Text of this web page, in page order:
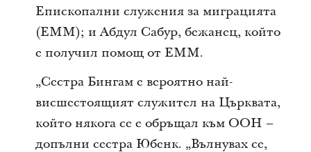
Епископални служения за миграцията
(EMM); и Абдул Сабур, бежанец, който
е получил помощ от EMM.
„Сестра Бингам е вероятно най-
висшестоящият служител на Църквата,
който някога се е обръщал към ООН –
допълни сестра Юбенк. „Вълнувах се,